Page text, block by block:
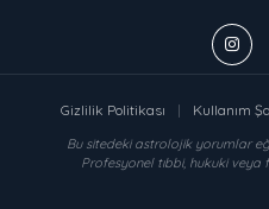
Gizlilik Politikası | Kullanım
Bu sitedeki astrolojik yorumlar
Profesyonel tıbbi, hukuki veya